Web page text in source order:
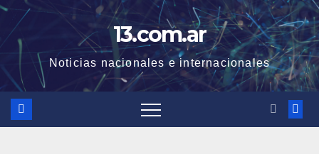
Skip
content
13.com.ar
Noticias nacionales e internacionales